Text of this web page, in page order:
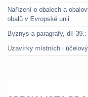
Nařízení o obalech a
obalů v Evropské unii
Byznys a paragrafy, díl
Uzavírky místních i